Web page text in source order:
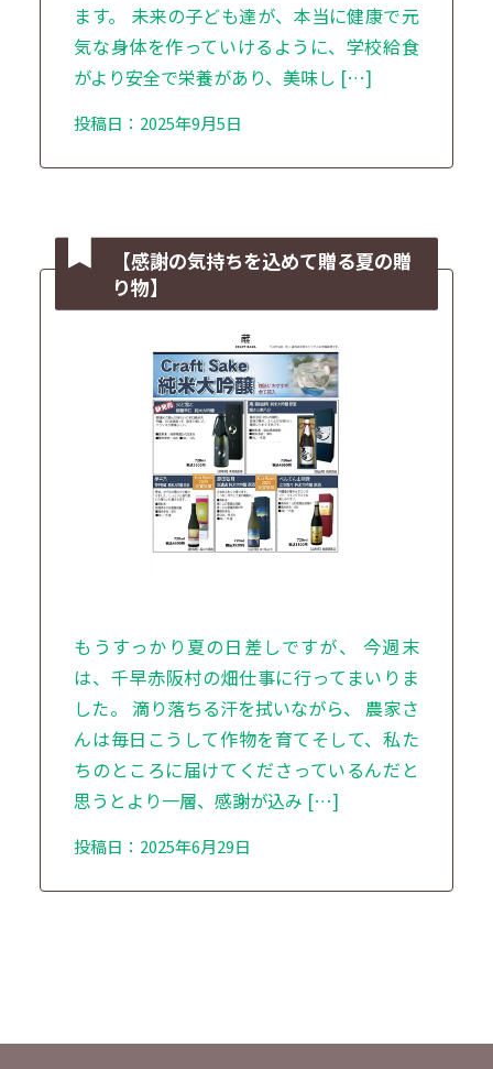
ます。 未来の子ども達が、本当に健康で元
気な身体を作っていけるように、学校給食
がより安全で栄養があり、美味し […]
投稿日：2025年9月5日
【感謝の気持ちを込めて贈る夏の贈
り物】
もうすっかり夏の日差しですが、 今週末
は、千早赤阪村の畑仕事に行ってまいりま
した。 滴り落ちる汗を拭いながら、 農家さ
んは毎日こうして作物を育てそして、私た
ちのところに届けてくださっているんだと
思うとより一層、感謝が込み […]
投稿日：2025年6月29日